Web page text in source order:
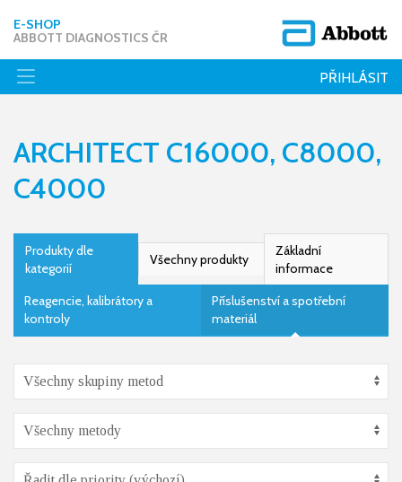
E-SHOP
ABBOTT DIAGNOSTICS ČR
PŘIHLÁSIT
ARCHITECT C16000, C8000,
C4000
Produkty dle
kategorií
Všechny produkty
Základní
informace
Reagencie, kalibrátory a
kontroly
Příslušenství a spotřební
materiál